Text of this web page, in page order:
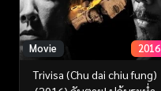
Movie 2016
Trivisa (Chu dai chiu fung)